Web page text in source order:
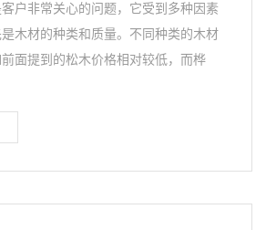
户非常关心的问题，它受到多种因素
木材的种类和质量。不同种类的木材
面提到的松木价格相对较低，而桦